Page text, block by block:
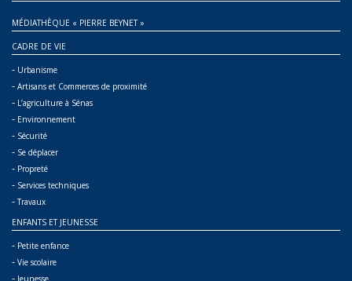
MÉDIATHÈQUE « PIERRE BEYNET »
CADRE DE VIE
- Urbanisme
- Artisans et Commerces de proximité
- L’agriculture à Sénas
- Environnement
- Sécurité
- Se déplacer
- Propreté
- Services techniques
-Travaux
ENFANTS ET JEUNESSE
- Petite enfance
- Vie scolaire
-